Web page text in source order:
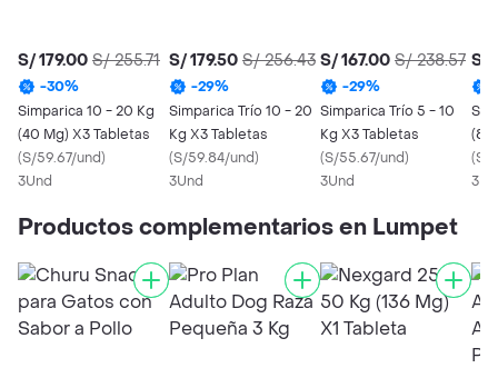
S/ 179.00 S/ 255.71
-30%
Simparica 10 - 20 Kg
(40 Mg) X3 Tabletas
(S/59.67/und)
3Und
S/ 179.50 S/ 256.43
-29%
Simparica Trío 10 - 20
Kg X3 Tabletas
(S/59.84/und)
3Und
S/ 167.00 S/ 238.57
-29%
Simparica Trío 5 - 10
Kg X3 Tabletas
(S/55.67/und)
3Und
S/
(80
(S/
Productos complementarios en Lumpet